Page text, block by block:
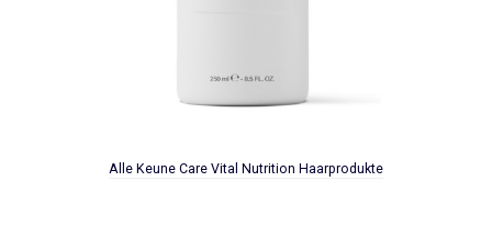
Alle Keune Care Vital Nutrition Haarprodukte